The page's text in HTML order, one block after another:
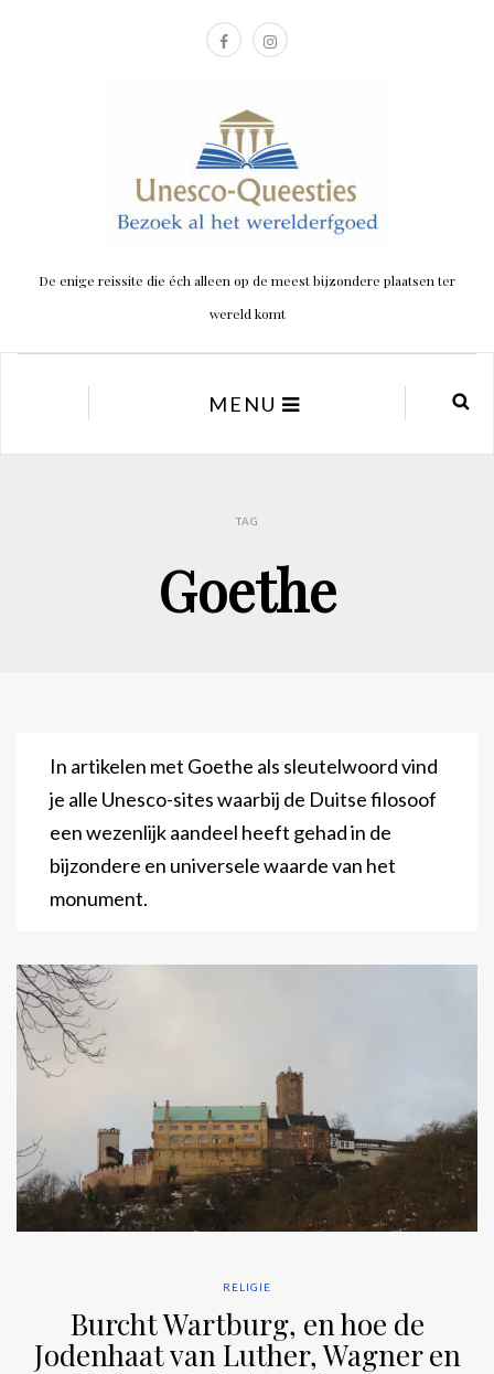
De enige reissite die éch alleen op de meest bijzondere plaatsen ter
wereld komt
MENU
TAG
Goethe
In artikelen met Goethe als sleutelwoord vind
je alle Unesco-sites waarbij de Duitse filosoof
een wezenlijk aandeel heeft gehad in de
bijzondere en universele waarde van het
monument.
RELIGIE
Burcht Wartburg, en hoe de
Jodenhaat van Luther, Wagner en